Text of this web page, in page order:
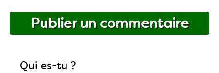
Publier un commentaire
Qui es-tu ?